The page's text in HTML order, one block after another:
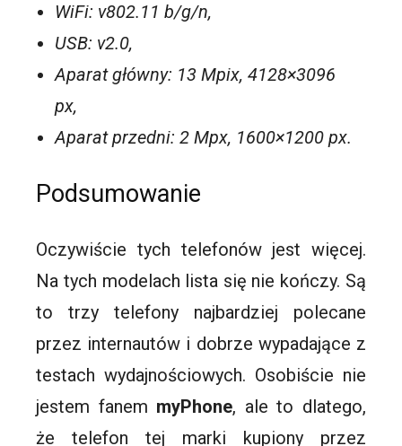
WiFi: v802.11 b/g/n,
USB: v2.0,
Aparat główny: 13 Mpix, 4128×3096
px,
Aparat przedni: 2 Mpx, 1600×1200 px.
Podsumowanie
Oczywiście tych telefonów jest więcej.
Na tych modelach lista się nie kończy. Są
to trzy telefony najbardziej polecane
przez internautów i dobrze wypadające z
testach wydajnościowych. Osobiście nie
jestem fanem myPhone, ale to dlatego,
że telefon tej marki kupiony przez